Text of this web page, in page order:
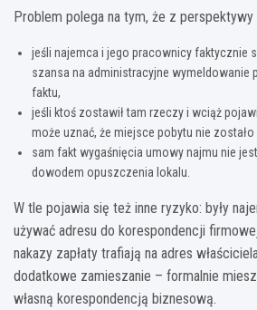
Problem polega na tym, że z
jeśli najemca i jego pracownicy faktycznie
szansa na administracyjne wymeldowanie
faktu,
jeśli ktoś zostawił tam rzeczy i wciąż
może uznać, że miejsce pobytu nie
sam fakt wygaśnięcia umowy najmu nie
dowodem opuszczenia lokalu.
W tle pojawia się też inne ryzyko: były
używać adresu do korespondencji
nakazy zapłaty trafiają na adres
dodatkowe zamieszanie – formalnie
własną korespondencją biznesową.